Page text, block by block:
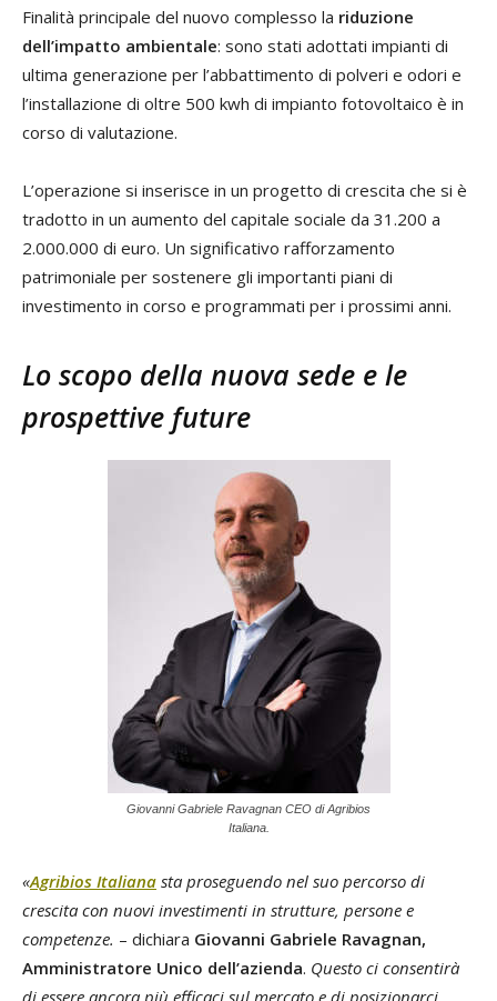
Finalità principale del nuovo complesso la riduzione
dell’impatto ambientale: sono stati adottati impianti di
ultima generazione per l’abbattimento di polveri e odori e
l’installazione di oltre 500 kwh di impianto fotovoltaico è in
corso di valutazione.
L’operazione si inserisce in un progetto di crescita che si è
tradotto in un aumento del capitale sociale da 31.200 a
2.000.000 di euro. Un significativo rafforzamento
patrimoniale per sostenere gli importanti piani di
investimento in corso e programmati per i prossimi anni.
Lo scopo della nuova sede e le
prospettive future
Giovanni Gabriele Ravagnan CEO di Agribios
Italiana.
«Agribios Italiana sta proseguendo nel suo percorso di
crescita con nuovi investimenti in strutture, persone e
competenze. – dichiara Giovanni Gabriele Ravagnan,
Amministratore Unico dell’azienda. Questo ci consentirà
di essere ancora più efficaci sul mercato e di posizionarci